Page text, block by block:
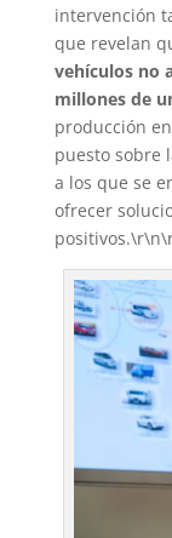
intervención
que revelan
vehículos no
millones de
producción
puesto sobre
a los que se
ofrecer